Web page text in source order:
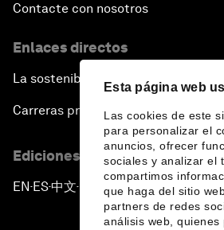
Esta página web
Las cookies de este
para personalizar el
anuncios, ofrecer
sociales y analizar el
compartimos
que haga del sitio
partners de redes
análisis web, quienes
Contacte con nosotros
Enlaces directos
La sostenibilidad en el Foro
Carreras profesionales
Ediciones en otros idiomas
EN ▪ ES▪中文▪ 日本語